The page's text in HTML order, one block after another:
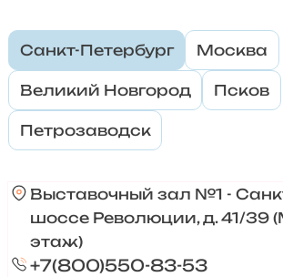
Санкт-Петербург Москва
Великий Новгород Псков
Петрозаводск
Выставочный зал №1 -
шоссе Революции, д. 41/39
этаж)
+7(800)550-83-53